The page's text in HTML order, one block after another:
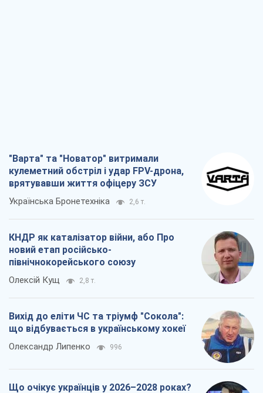
"Варта" та "Новатор" витримали
кулеметний обстріл і удар FPV-дрона,
врятувавши життя офіцеру ЗСУ
Українська Бронетехніка 2,6 т.
КНДР як каталізатор війни, або Про
новий етап російсько-
північнокорейського союзу
Олексій Кущ 2,8 т.
Вихід до еліти ЧС та тріумф "Сокола":
що відбувається в українському хокеї
Олександр Липенко 996
Що очікує українців у 2026–2028 роках?